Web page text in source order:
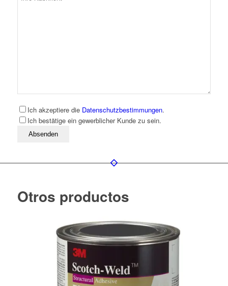
Ich akzeptiere die Datenschutzbestimmungen.
Ich bestätige ein gewerblicher Kunde zu sein.
Bitte lassen Sie dieses Feld leer
Otros productos